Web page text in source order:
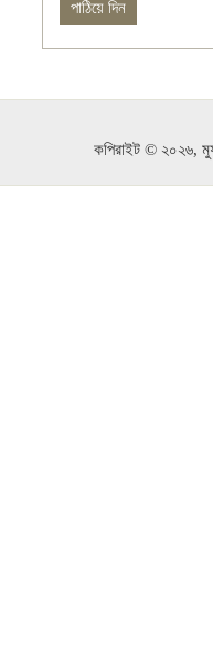
কপিরাইট © ২০২৬,